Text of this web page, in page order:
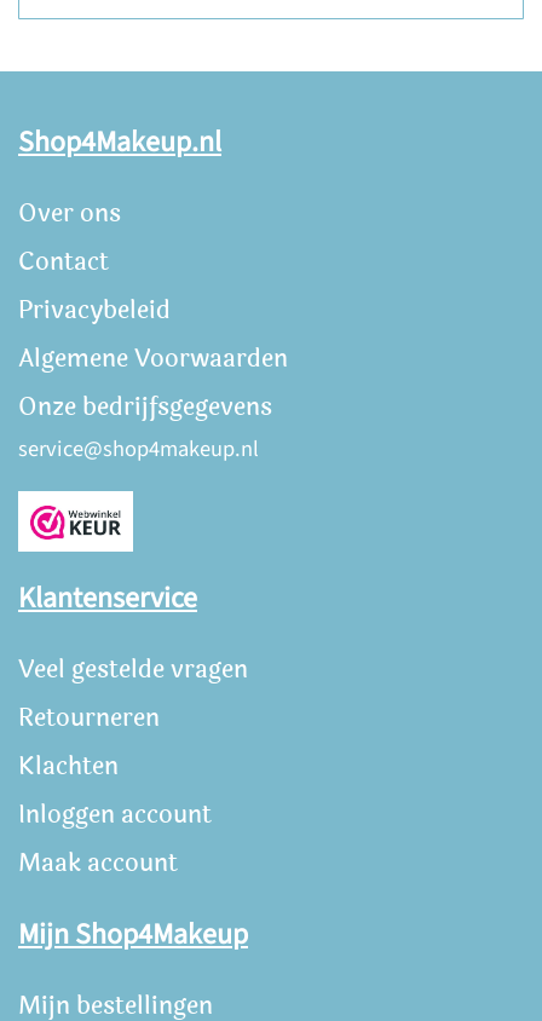
Shop4Makeup.nl
Over ons
Contact
Privacybeleid
Algemene Voorwaarden
Onze bedrijfsgegevens
service@shop4makeup.nl
Klantenservice
Veel gestelde vragen
Retourneren
Klachten
Inloggen account
Maak account
Mijn Shop4Makeup
Mijn bestellingen